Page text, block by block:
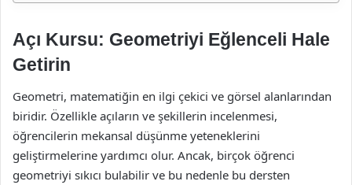
Açı Kursu: Geometriyi Eğlenceli Hale
Getirin
Geometri, matematiğin en ilgi çekici ve görsel alanlarından
biridir. Özellikle açıların ve şekillerin incelenmesi,
öğrencilerin mekansal düşünme yeteneklerini
geliştirmelerine yardımcı olur. Ancak, birçok öğrenci
geometriyi sıkıcı bulabilir ve bu nedenle bu dersten